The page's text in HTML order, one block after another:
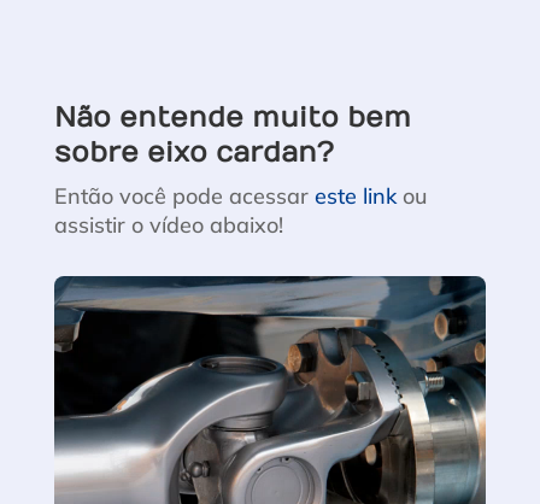
Não entende muito bem
sobre eixo cardan?
Então você pode acessar este link ou
assistir o vídeo abaixo!